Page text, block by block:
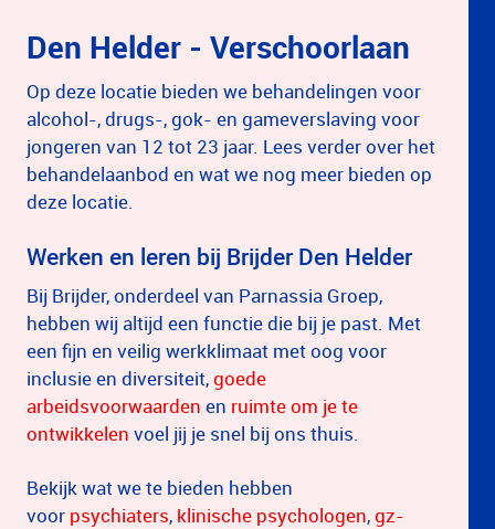
Den Helder - Verschoorlaan
Op deze locatie bieden we behandelingen voor
alcohol-, drugs-, gok- en gameverslaving voor
jongeren van 12 tot 23 jaar. Lees verder over het
behandelaanbod en wat we nog meer bieden op
deze locatie.
Werken en leren bij Brijder Den Helder
Bij Brijder, onderdeel van Parnassia Groep,
hebben wij altijd een functie die bij je past. Met
een fijn en veilig werkklimaat met oog voor
inclusie en diversiteit, goede
arbeidsvoorwaarden en ruimte om je te
ontwikkelen voel jij je snel bij ons thuis.
Bekijk wat we te bieden hebben
voor psychiaters, klinische psychologen, gz-